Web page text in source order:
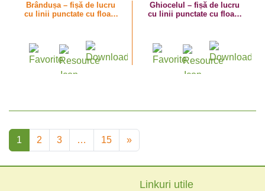
Brândușa – fișă de lucru
cu linii punctate cu floare
Ghiocelul – fișă de lucru
cu linii punctate cu floare
1 2 3 … 15 »
Linkuri utile